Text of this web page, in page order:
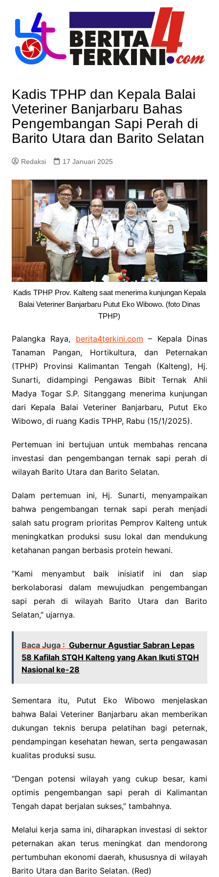
content
Kadis TPHP dan Kepala Balai
Veteriner Banjarbaru Bahas
Pengembangan Sapi Perah di
Barito Utara dan Barito Selatan
Redaksi 17 Januari 2025
Kadis TPHP Prov. Kalteng saat menerima kunjungan Kepala
Balai Veteriner Banjarbaru Putut Eko Wibowo. (foto Dinas
TPHP)
Palangka Raya, berita4terkini.com – Kepala Dinas
Tanaman Pangan, Hortikultura, dan Peternakan
(TPHP) Provinsi Kalimantan Tengah (Kalteng), Hj.
Sunarti, didampingi Pengawas Bibit Ternak Ahli
Madya Togar S.P. Sitanggang menerima kunjungan
dari Kepala Balai Veteriner Banjarbaru, Putut Eko
Wibowo, di ruang Kadis TPHP, Rabu (15/1/2025).
Pertemuan ini bertujuan untuk membahas rencana
investasi dan pengembangan ternak sapi perah di
wilayah Barito Utara dan Barito Selatan.
Dalam pertemuan ini, Hj. Sunarti, menyampaikan
bahwa pengembangan ternak sapi perah menjadi
salah satu program prioritas Pemprov Kalteng untuk
meningkatkan produksi susu lokal dan mendukung
ketahanan pangan berbasis protein hewani.
“Kami menyambut baik inisiatif ini dan siap
berkolaborasi dalam mewujudkan pengembangan
sapi perah di wilayah Barito Utara dan Barito
Selatan,” ujarnya.
Baca Juga : Gubernur Agustiar Sabran Lepas
58 Kafilah STQH Kalteng yang Akan Ikuti STQH
Nasional ke-28
Sementara itu, Putut Eko Wibowo menjelaskan
bahwa Balai Veteriner Banjarbaru akan memberikan
dukungan teknis berupa pelatihan bagi peternak,
pendampingan kesehatan hewan, serta pengawasan
kualitas produksi susu.
“Dengan potensi wilayah yang cukup besar, kami
optimis pengembangan sapi perah di Kalimantan
Tengah dapat berjalan sukses,” tambahnya.
Melalui kerja sama ini, diharapkan investasi di sektor
peternakan akan terus meningkat dan mendorong
pertumbuhan ekonomi daerah, khususnya di wilayah
Barito Utara dan Barito Selatan. (Red)